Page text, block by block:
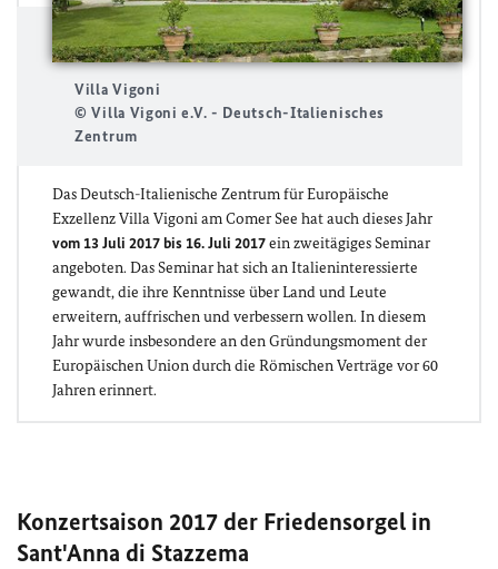
Villa Vigoni
© Villa Vigoni e.V. - Deutsch-Italienisches
Zentrum
Das Deutsch-Italienische Zentrum für Europäische
Exzellenz Villa Vigoni am Comer See hat auch dieses Jahr
vom 13 Juli 2017 bis 16. Juli 2017ein zweitägiges Seminar
angeboten. Das Seminar hat sich an Italieninteressierte
gewandt, die ihre Kenntnisse über Land und Leute
erweitern, auffrischen und verbessern wollen. In diesem
Jahr wurde insbesondere an den Gründungsmoment der
Europäischen Union durch die Römischen Verträge vor 60
Jahren erinnert.
Konzertsaison 2017 der Friedensorgel in
Sant'Anna di Stazzema